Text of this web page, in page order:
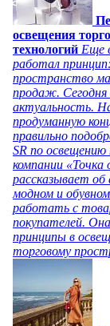
освещения
технологий Еще
работал
пространство
продаж.
актуальность.
продуманную
правильно
SR по
компании
рассказывает об
модном и
работать с
покупателей.
принципы в
торговому